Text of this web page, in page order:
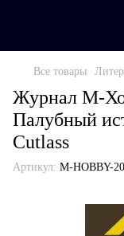
Все товары
Журнал М-
Палубный
Cutlass
Артикул: M-HOBBY-